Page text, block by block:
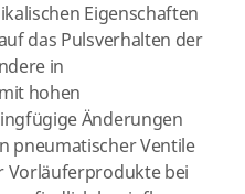
Eigenschaften
das Pulsverhalten der
in
hohen
Änderungen
pneumatischer Ventile
Vorläuferprodukte bei